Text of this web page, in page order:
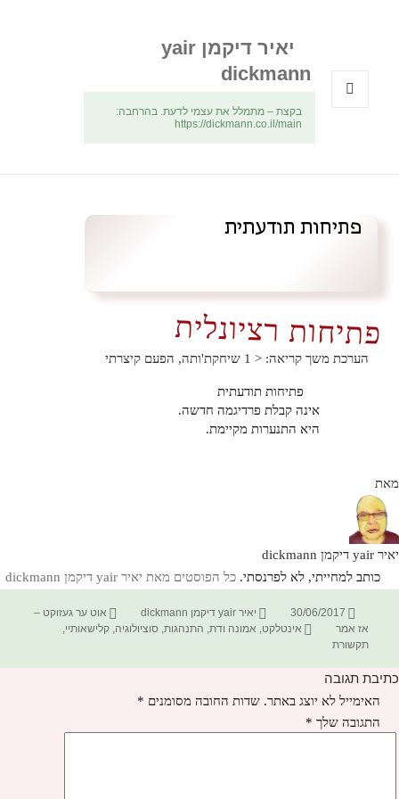
יאיר דיקמן yair
dickmann
בקצת – מתמלל את עצמי לדעת. בהרחבה:
https://dickmann.co.il/main
פתיחות רציונלית
הערכת משך קריאה: < 1 שיחקת'ותה, הפעם קיצרתי
פתיחות תודעתית
אינה קבלת פרדיגמה חדשה.
היא התנערות מקיימת.
מאת
יאיר yair דיקמן dickmann
כותב למחייתי, לא לפרנסתי. כל הפוסטים מאת יאיר yair דיקמן dickmann‏
פורסם
בתאריך
30/06/2017 מחבר
יאיר yair דיקמן dickmann קטגוריות
אוט ער געזוקט –
אז אמר
תגיות
אינטלקט, אמונה ודת, התנהגות,סוציולוגיה,קלישאותיי,
תקשורת
כתיבת תגובה
האימייל לא יוצג באתר. שדות החובה מסומנים *
התגובה שלך *